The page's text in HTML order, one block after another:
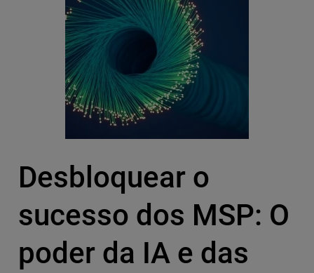
Desbloquear o
sucesso dos MSP: O
poder da IA e das